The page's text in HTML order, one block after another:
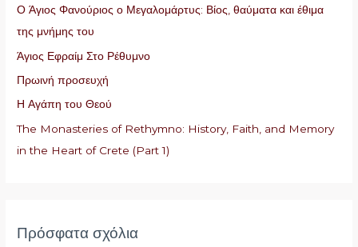
γ
ι
α
:
Ο Άγιος Φανούριος ο Μεγαλομάρτυς: Βίος, θαύματα και έθιμα
της μνήμης του
Άγιος Εφραίμ Στο Ρέθυμνο
Πρωινή προσευχή
Η Αγάπη του Θεού
The Monasteries of Rethymno: History, Faith, and Memory
in the Heart of Crete (Part 1)
Πρόσφατα σχόλια